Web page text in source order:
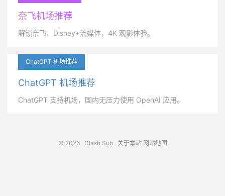
奈飞机场推荐
解锁奈飞、Disney+流媒体，4K 观影体验。
ChatGPT 机场推荐
ChatGPT 机场推荐
ChatGPT 支持机场，国内无压力使用 OpenAI 应用。
© 2026 Clash Sub 关于本站 网站地图